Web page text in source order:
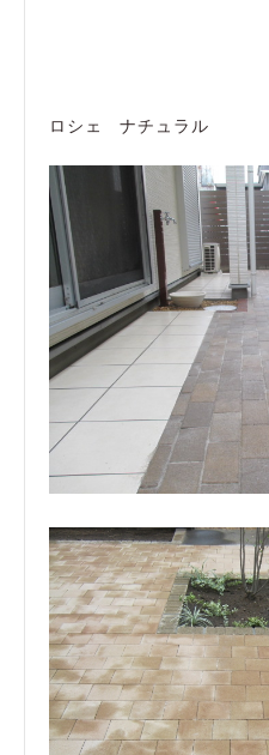
ロシェ ナチュラル